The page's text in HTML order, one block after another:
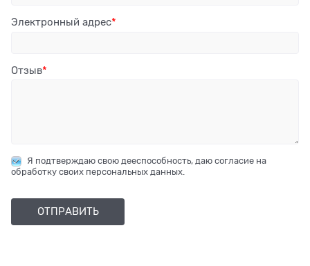
Электронный адрес
Отзыв
Я подтверждаю свою дееспособность, даю согласие на
обработку своих персональных данных.